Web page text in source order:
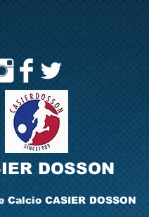
DOSSON
Calcio CASIER DOSSON